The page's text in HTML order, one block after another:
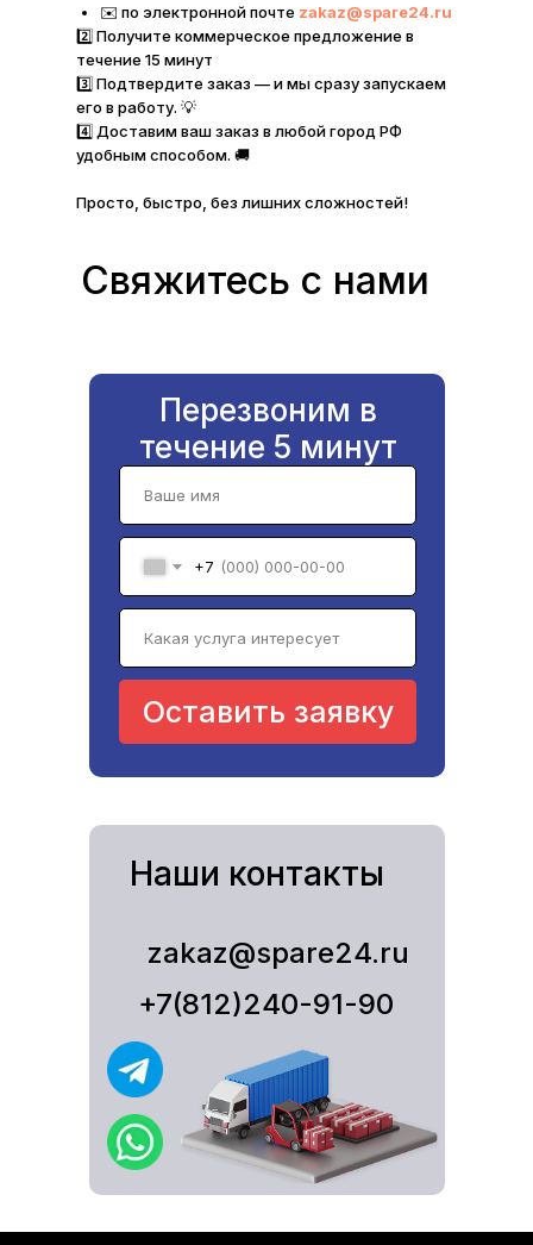
✉️ по электронной почте zakaz@spare24.ru
2️⃣ Получите коммерческое предложение в
течение 15 минут
3️⃣ Подтвердите заказ — и мы сразу запускаем
его в работу. 💡
4️⃣ Доставим ваш заказ в любой город РФ
удобным способом. 🚚
Просто, быстро, без лишних сложностей!
Свяжитесь с нами
+7
Оставить заявку
+7(812)240-91-90
zakaz@spare24.ru
Перезвоним в
течение 5 минут
Наши контакты